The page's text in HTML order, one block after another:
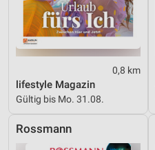
0,8 km
lifestyle Magazin
Gültig bis Mo. 31.08.
Rossmann